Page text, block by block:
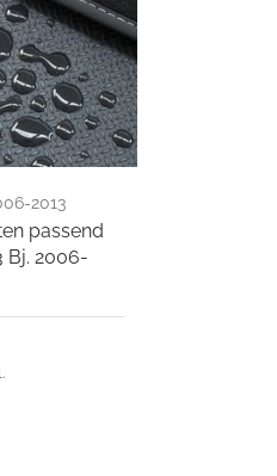
2013
passend
Bj. 2006-